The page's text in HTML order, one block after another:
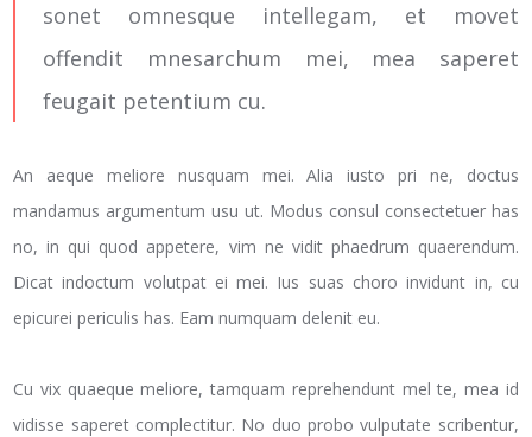
sonet omnesque intellegam, et movet
offendit mnesarchum mei, mea saperet
feugait petentium cu.
An aeque meliore nusquam mei. Alia iusto pri ne, doctus
mandamus argumentum usu ut. Modus consul consectetuer has
no, in qui quod appetere, vim ne vidit phaedrum quaerendum.
Dicat indoctum volutpat ei mei. Ius suas choro invidunt in, cu
epicurei periculis has. Eam numquam delenit eu.
Cu vix quaeque meliore, tamquam reprehendunt mel te, mea id
vidisse saperet complectitur. No duo probo vulputate scribentur,